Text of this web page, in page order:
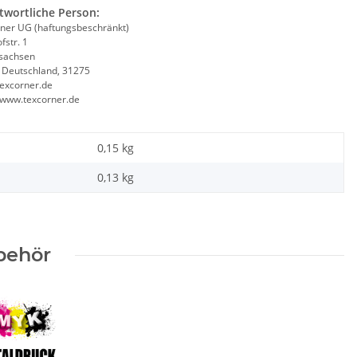
Person:
UG (haftungsbeschränkt)
1
31275
0,15 kg
0,13 kg